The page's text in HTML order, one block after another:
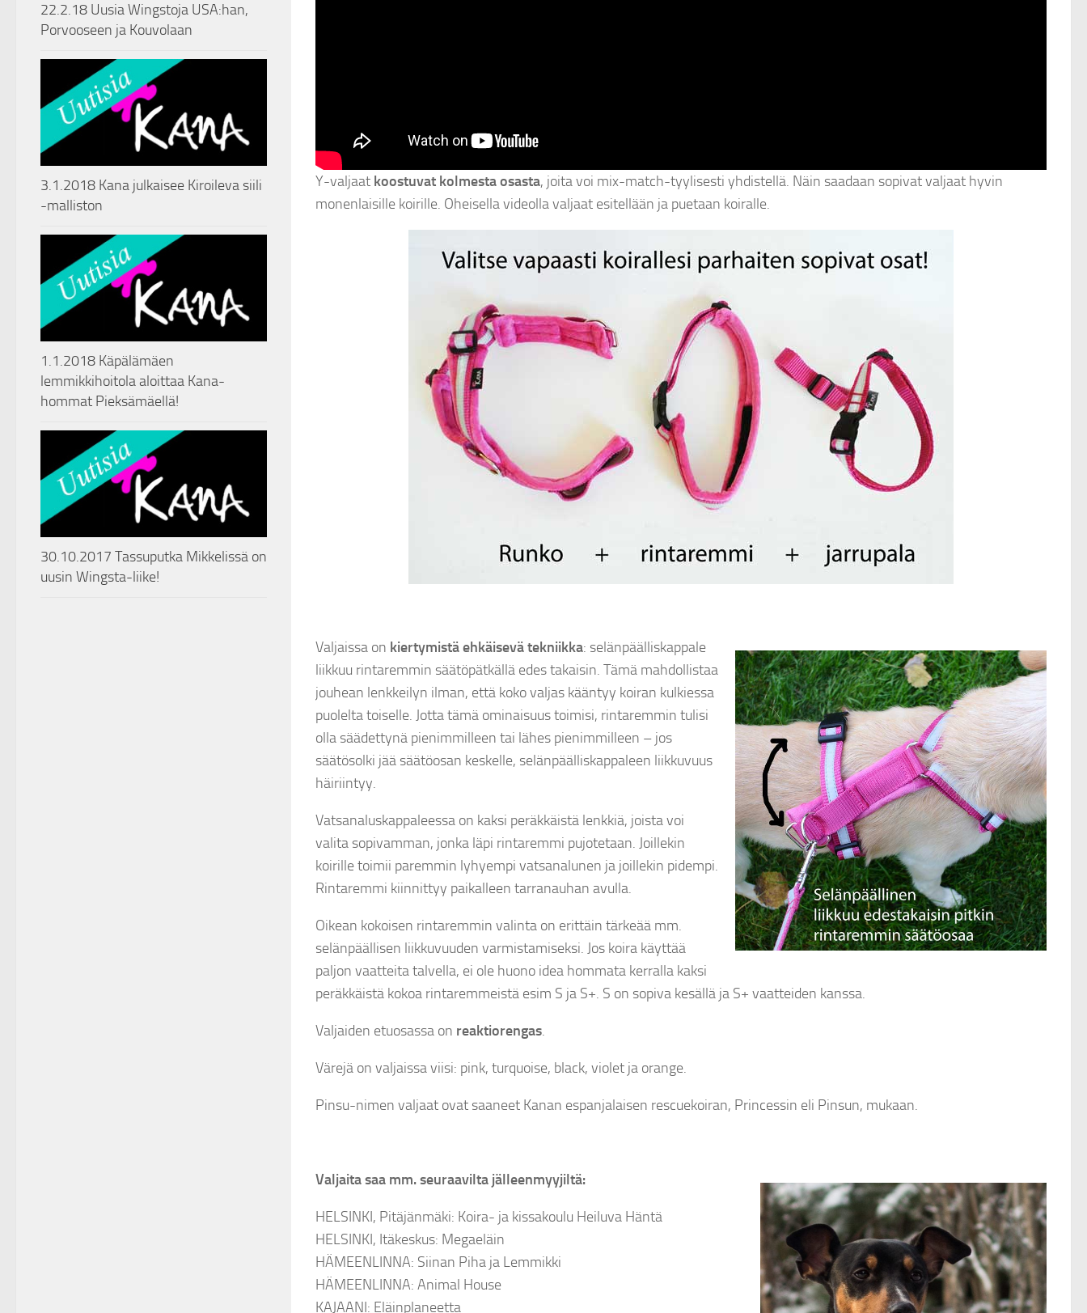
Y-valjaat koostuvat kolmesta osasta, joita voi mix-match-tyylisesti yhdistellä. Näin saadaan sopivat valjaat hyvin
monenlaisille koirille. Oheisella videolla valjaat esitellään ja puetaan koiralle.
Valjaissa on kiertymistä ehkäisevä tekniikka: selänpäälliskappale
liikkuu rintaremmin säätöpätkällä edes takaisin. Tämä mahdollistaa
jouhean lenkkeilyn ilman, että koko valjas kääntyy koiran kulkiessa
puolelta toiselle. Jotta tämä ominaisuus toimisi, rintaremmin tulisi
olla säädettynä pienimmilleen tai lähes pienimmilleen – jos
säätösolki jää säätöosan keskelle, selänpäälliskappaleen liikkuvuus
häiriintyy.
Vatsanaluskappaleessa on kaksi peräkkäistä lenkkiä, joista voi
valita sopivamman, jonka läpi rintaremmi pujotetaan. Joillekin
koirille toimii paremmin lyhyempi vatsanalunen ja joillekin pidempi.
Rintaremmi kiinnittyy paikalleen tarranauhan avulla.
Oikean kokoisen rintaremmin valinta on erittäin tärkeää mm.
selänpäällisen liikkuvuuden varmistamiseksi. Jos koira käyttää
paljon vaatteita talvella, ei ole huono idea hommata kerralla kaksi
peräkkäistä kokoa rintaremmeistä esim S ja S+. S on sopiva kesällä ja S+ vaatteiden kanssa.
Valjaiden etuosassa on reaktiorengas.
Värejä on valjaissa viisi: pink, turquoise, black, violet ja orange.
Pinsu-nimen valjaat ovat saaneet Kanan espanjalaisen rescuekoiran, Princessin eli Pinsun, mukaan.
Valjaita saa mm. seuraavilta jälleenmyyjiltä:
HELSINKI, Pitäjänmäki: Koira- ja kissakoulu Heiluva Häntä
HELSINKI, Itäkeskus: Megaeläin
HÄMEENLINNA: Siinan Piha ja Lemmikki
HÄMEENLINNA: Animal House
KAJAANI: Eläinplaneetta
22.2.18 Uusia Wingstoja USA:han,
Porvooseen ja Kouvolaan
3.1.2018 Kana julkaisee Kiroileva siili
-malliston
1.1.2018 Käpälämäen
lemmikkihoitola aloittaa Kana-
hommat Pieksämäellä!
30.10.2017 Tassuputka Mikkelissä on
uusin Wingsta-liike!